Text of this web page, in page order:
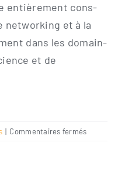
entiè­re­ment con­s­
net­wor­king et à la
dans les domain­
et de
| Commentaires ferméssur